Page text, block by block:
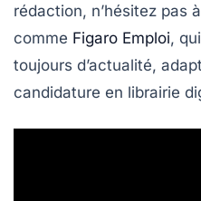
rédaction, n’hésitez pas
comme Figaro Emploi,
toujours d’actualité,
candidature en librairie